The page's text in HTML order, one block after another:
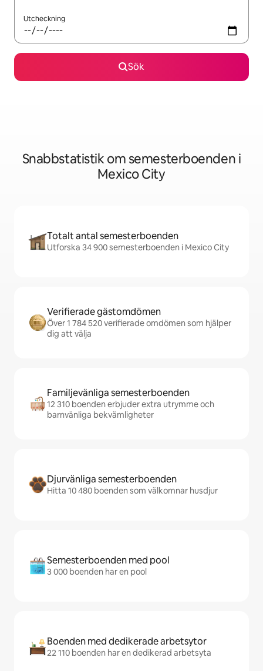
Utcheckning
Sök
Snabbstatistik om semesterboenden i
Mexico City
Totalt antal semesterboenden
Utforska 34 900 semesterboenden i Mexico City
Verifierade gästomdömen
Över 1 784 520 verifierade omdömen som hjälper
dig att välja
Familjevänliga semesterboenden
12 310 boenden erbjuder extra utrymme och
barnvänliga bekvämligheter
Djurvänliga semesterboenden
Hitta 10 480 boenden som välkomnar husdjur
Semesterboenden med pool
3 000 boenden har en pool
Boenden med dedikerade arbetsytor
22 110 boenden har en dedikerad arbetsyta